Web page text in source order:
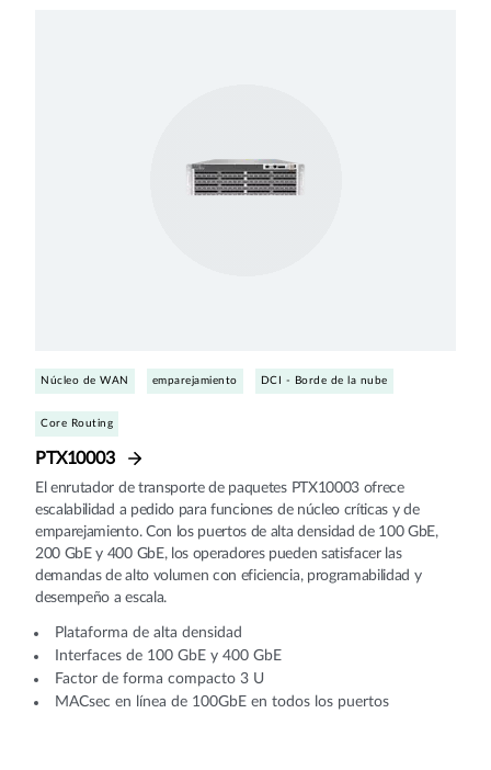
Núcleo de WAN emparejamiento DCI - Borde de la nube
Core Routing
PTX10003
El enrutador de transporte de paquetes PTX10003 ofrece
escalabilidad a pedido para funciones de núcleo críticas y de
emparejamiento. Con los puertos de alta densidad de 100 GbE,
200 GbE y 400 GbE, los operadores pueden satisfacer las
demandas de alto volumen con eficiencia, programabilidad y
desempeño a escala.
Plataforma de alta densidad
Interfaces de 100 GbE y 400 GbE
Factor de forma compacto 3 U
MACsec en línea de 100GbE en todos los puertos